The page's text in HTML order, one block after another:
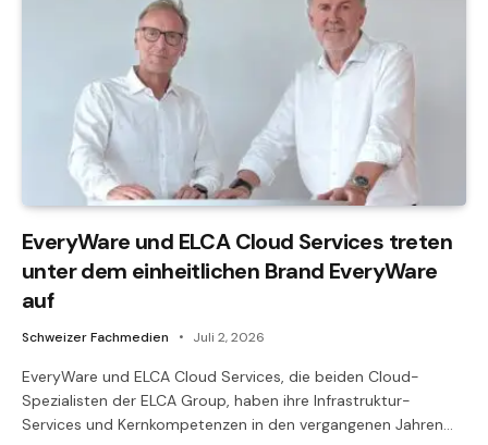
EveryWare und ELCA Cloud Services treten
unter dem einheitlichen Brand EveryWare
auf
Schweizer Fachmedien Juli 2, 2026
EveryWare und ELCA Cloud Services, die beiden Cloud-
Spezialisten der ELCA Group, haben ihre Infrastruktur-
Services und Kernkompetenzen in den vergangenen Jahren…